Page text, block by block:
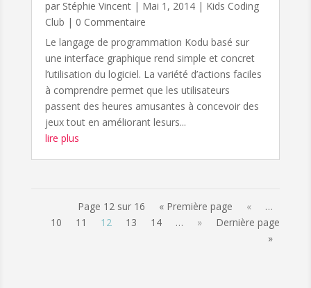
par Stéphie Vincent| Mai 1, 2014| Kids Coding
Club | 0 Commentaire
Le langage de programmation Kodu basé sur
une interface graphique rend simple et concret
l’utilisation du logiciel. La variété d’actions faciles
à comprendre permet que les utilisateurs
passent des heures amusantes à concevoir des
jeux tout en améliorant lesurs...
lire plus
Page 12 sur 16 « Première page «
…
10
11 12 13 14 … »
Dernière page
»